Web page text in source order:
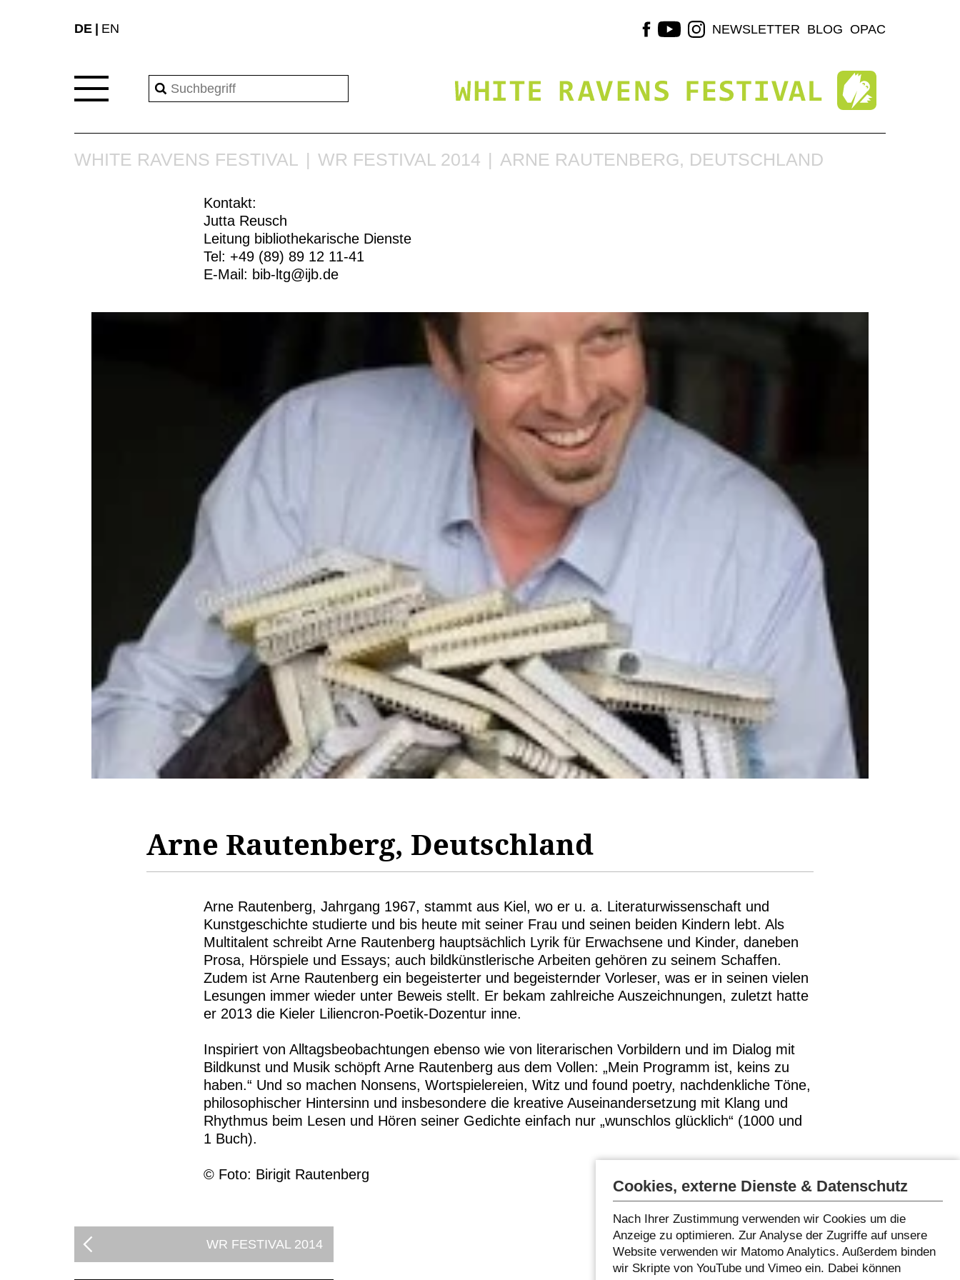
DE EN NEWSLETTER BLOG OPAC
WHITE RAVENS FESTIVAL WR FESTIVAL 2014 ARNE RAUTENBERG, DEUTSCHLAND
Kontakt:
Jutta Reusch
Leitung bibliothekarische Dienste
Tel: +49 (89) 89 12 11-41
E-Mail: bib-ltg@ijb.de
Arne Rautenberg, Deutschland
Arne Rautenberg, Jahrgang 1967, stammt aus Kiel, wo er u. a. Literaturwissenschaft und
Kunstgeschichte studierte und bis heute mit seiner Frau und seinen beiden Kindern lebt. Als
Multitalent schreibt Arne Rautenberg hauptsächlich Lyrik für Erwachsene und Kinder, daneben
Prosa, Hörspiele und Essays; auch bildkünstlerische Arbeiten gehören zu seinem Schaffen.
Zudem ist Arne Rautenberg ein begeisterter und begeisternder Vorleser, was er in seinen vielen
Lesungen immer wieder unter Beweis stellt. Er bekam zahlreiche Auszeichnungen, zuletzt hatte
er 2013 die Kieler Liliencron-Poetik-Dozentur inne.
Inspiriert von Alltagsbeobachtungen ebenso wie von literarischen Vorbildern und im Dialog mit
Bildkunst und Musik schöpft Arne Rautenberg aus dem Vollen: „Mein Programm ist, keins zu
haben.“ Und so machen Nonsens, Wortspielereien, Witz und found poetry, nachdenkliche Töne,
philosophischer Hintersinn und insbesondere die kreative Auseinandersetzung mit Klang und
Rhythmus beim Lesen und Hören seiner Gedichte einfach nur „wunschlos glücklich“ (1000 und
1 Buch).
© Foto: Birigit Rautenberg
WR FESTIVAL 2014
Cookies, externe Dienste & Datenschutz
Nach Ihrer Zustimmung verwenden wir Cookies um die
Anzeige zu optimieren. Zur Analyse der Zugriffe auf unsere
Website verwenden wir Matomo Analytics. Außerdem binden
wir Skripte von YouTube und Vimeo ein. Dabei können